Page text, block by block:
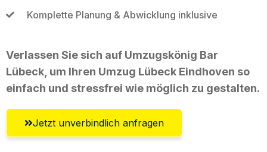
Komplette Planung & Abwicklung inklusive
Verlassen Sie sich auf Umzugskönig Bar
Lübeck, um Ihren Umzug Lübeck Eindhoven so
einfach und stressfrei wie möglich zu gestalten.
Jetzt unverbindlich anfragen